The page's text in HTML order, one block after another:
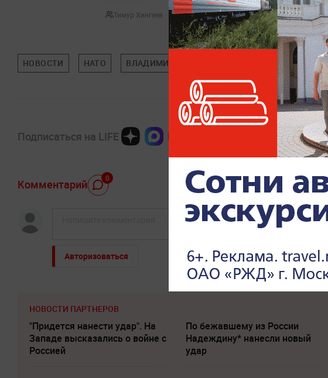
Тимур Хингеев
НОВОСТИ НАТО ВЛАДИМИР ЗЕЛЕНСКИЙ ДОНАЛЬД ТРАМП
Подписаться на LIFE
Комментарий 0
Авторизоваться
НОВОСТИ ПАРТНЕРОВ
"Придется нанести удар". На
Западе высказались о войне с
Россией
По бежавшему из России
Надеждину* нанесли новый
удар